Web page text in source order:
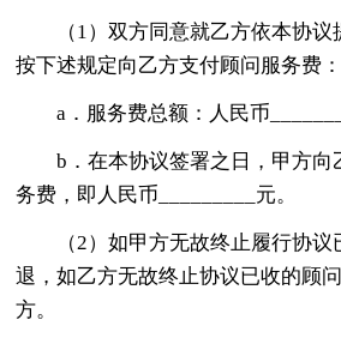
（1）双方同意就乙方依本协
按下述规定向乙方支付顾问服务费：
a．服务费总额：人民币
b．在本协议签署之日，甲方向
务费，即人民币_________元。
（2）如甲方无故终止履行协
退，如乙方无故终止协议已收的顾
方。